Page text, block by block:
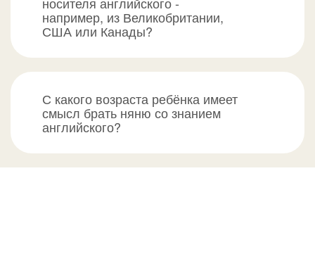
например, из Великобритании,
США или Канады?
С какого возраста ребёнка имеет
смысл брать няню со знанием
английского?